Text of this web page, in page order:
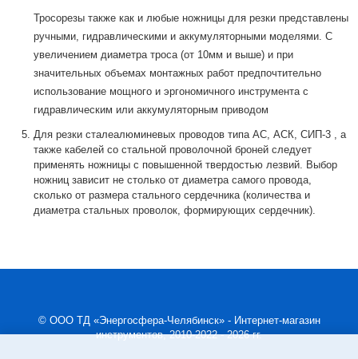
Тросорезы также как и любые ножницы для резки представлены
ручными, гидравлическими и аккумуляторными моделями. С
увеличением диаметра троса (от 10мм и выше) и при
значительных объемах монтажных работ предпочтительно
использование мощного и эргономичного инструмента с
гидравлическим или аккумуляторным приводом
Для резки сталеалюминевых проводов типа АС, АСК, СИП-3 , а
также кабелей со стальной проволочной броней следует
применять ножницы с повышенной твердостью лезвий. Выбор
ножниц зависит не столько от диаметра самого провода,
сколько от размера стального сердечника (количества и
диаметра стальных проволок, формирующих сердечник).
© ООО ТД «Энергосфера-Челябинск» - Интернет-магазин
инструментов, 2010-2022 - 2026 гг.